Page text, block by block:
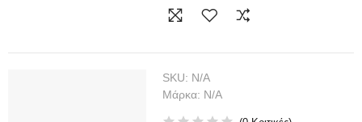
SKU: N/A
Μάρκα: N/A